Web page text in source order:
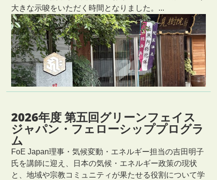
大きな示唆をいただく時間となりました。...
2026年度 第五回グリーンフェイス
ジャパン・フェローシッププログラ
ム
FoE Japan理事・気候変動・エネルギー担当の吉田明子
氏を講師に迎え、日本の気候・エネルギー政策の現状
と、地域や宗教コミュニティが果たせる役割について学